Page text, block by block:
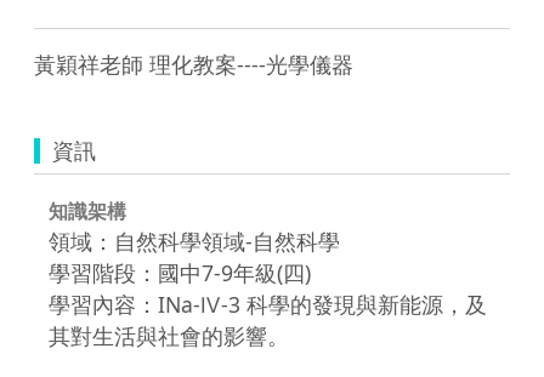
黃穎祥老師 理化教案----光學儀器
資訊
知識架構
領域：自然科學領域-自然科學
學習階段：國中7-9年級(四)
學習內容：INa-Ⅳ-3 科學的發現與新能源，及
其對生活與社會的影響。